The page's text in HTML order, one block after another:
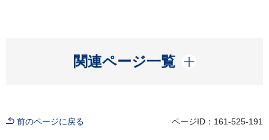
関連ページ一覧
開く
前のページに戻る ページID：161-525-191